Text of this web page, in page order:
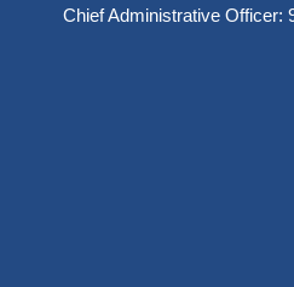
Chief Administrative Officer: